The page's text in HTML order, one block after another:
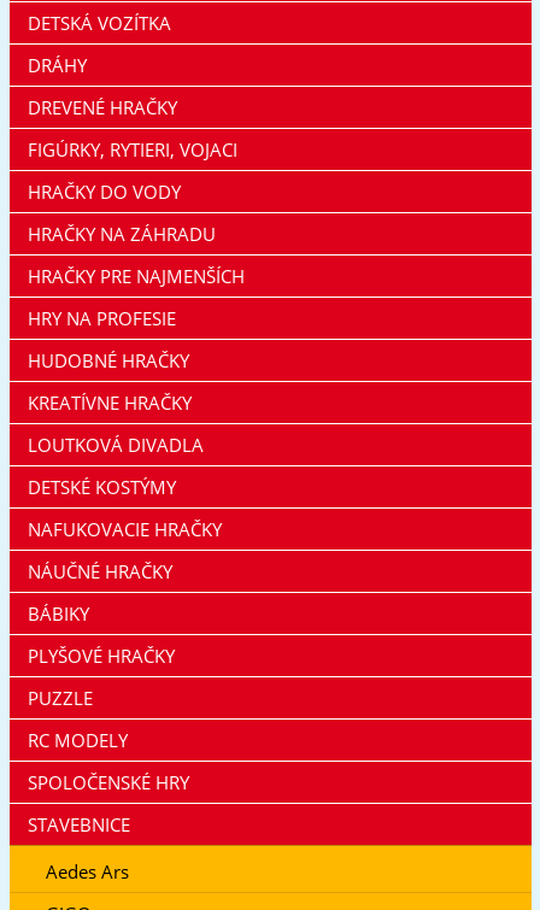
DETSKÁ VOZÍTKA
DRÁHY
DREVENÉ HRAČKY
FIGÚRKY, RYTIERI, VOJACI
HRAČKY DO VODY
HRAČKY NA ZÁHRADU
HRAČKY PRE NAJMENŠÍCH
HRY NA PROFESIE
HUDOBNÉ HRAČKY
KREATÍVNE HRAČKY
LOUTKOVÁ DIVADLA
DETSKÉ KOSTÝMY
NAFUKOVACIE HRAČKY
NÁUČNÉ HRAČKY
BÁBIKY
PLYŠOVÉ HRAČKY
PUZZLE
RC MODELY
SPOLOČENSKÉ HRY
STAVEBNICE
Aedes Ars